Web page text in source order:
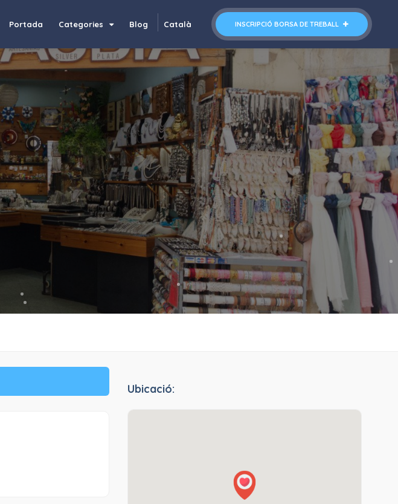
INSCRIPCIÓ BORSA DE TREBALL
Portada Categories Blog Català
Ubicació: